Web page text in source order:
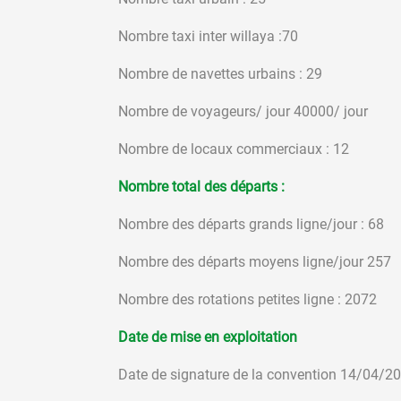
Nombre taxi inter willaya :70
Nombre de navettes urbains : 29
Nombre de voyageurs/ jour 40000/ jour
Nombre de locaux commerciaux : 12
Nombre total des départs :
Nombre des départs grands ligne/jour : 68
Nombre des départs moyens ligne/jour 257
Nombre des rotations petites ligne : 2072
Date de mise en exploitation
Date de signature de la convention 14/04/